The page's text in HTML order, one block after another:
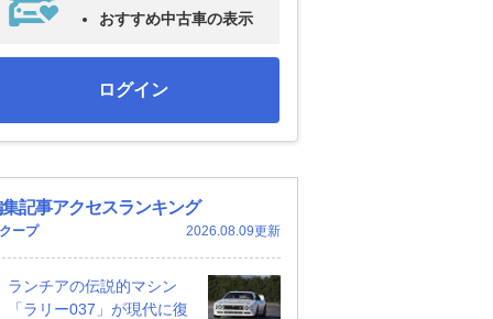
おすすめ中古車の表示
ログイン
記事アクセスランキング
ープ 2026.08.09更新
ランチアの伝説的マシン
「ラリー037」が現代に復